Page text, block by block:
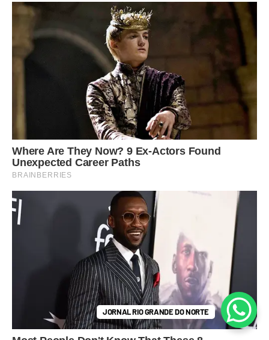
JORNAL RIO GRANDE DO NORTE